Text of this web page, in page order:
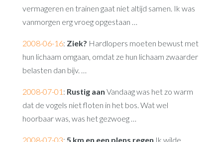
vermageren en trainen gaat niet altijd samen. Ik was
vanmorgen erg vroeg opgestaan …
2008-06-16: Ziek? Hardlopers moeten bewust met
hun lichaam omgaan, omdat ze hun lichaam zwaarder
belasten dan bijv. …
2008-07-01 : Rustig aan Vandaag was het zo warm
dat de vogels niet floten in het bos. Wat wel
hoorbaar was, was het gezwoeg …
2008-07-03: 5 km en een plens regen Ik wilde